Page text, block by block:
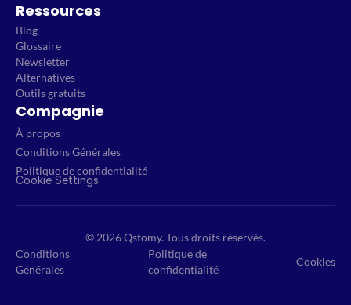
Ressources
Blog
Glossaire
Newsletter
Alternatives
Outils gratuits
Compagnie
À propos
Conditions Générales
Politique de confidentialité
Cookie Settings
© 2026 Qstomy. Tous droits réservés.
Conditions
Générales
Politique de
confidentialité
Cookies